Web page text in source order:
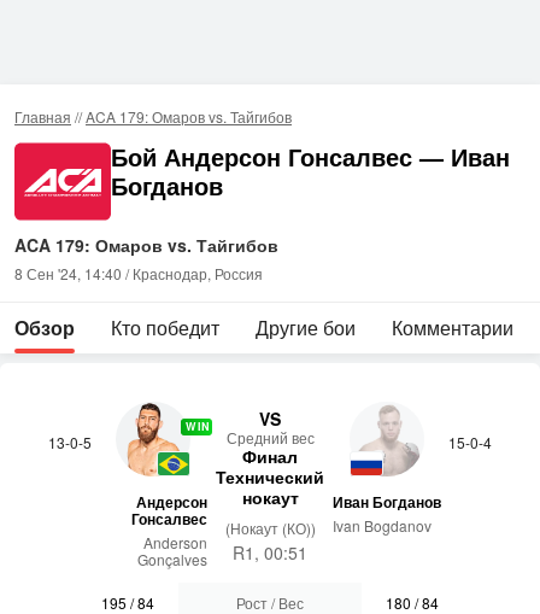
Главная //ACA 179: Омаров vs. Тайгибов
Бой Андерсон Гонсалвес — Иван
Богданов
ACA 179: Омаров vs. Тайгибов
8 Сен '24, 14:40 / Краснодар, Россия
Обзор Кто победит Другие бои Комментарии
13-0-5
WIN
Андерсон
Гонсалвес
Anderson
Gonçalves
VS
Сред­ний вес
Финал
Технический
нокаут
(Нокаут (КО))
R1, 00:51
15-0-4
Иван Богданов
Ivan Bogdanov
195 /84
Рост / Вес
180 /84